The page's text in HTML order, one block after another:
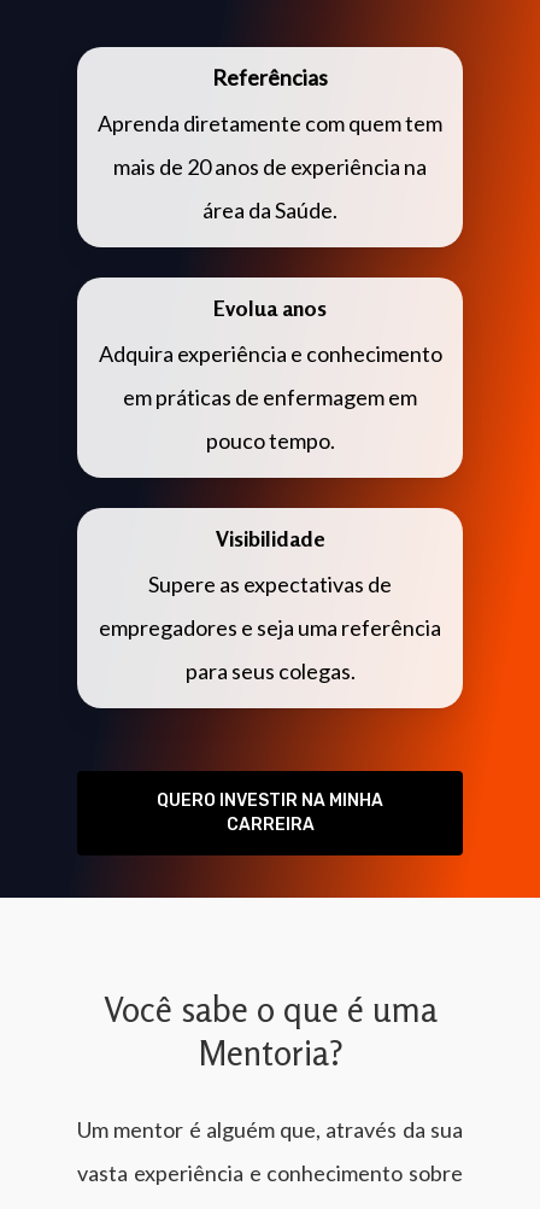
Referências
Aprenda diretamente com quem tem
mais de 20 anos de experiência na
área da Saúde.
Evolua anos
Adquira experiência e conhecimento
em práticas de enfermagem em
pouco tempo.
Visibilidade
Supere as expectativas de
empregadores e seja uma referência
para seus colegas.
QUERO INVESTIR NA MINHA
CARREIRA
Você sabe o que é uma
Mentoria?
Um mentor é alguém que, através da sua
vasta experiência e conhecimento sobre